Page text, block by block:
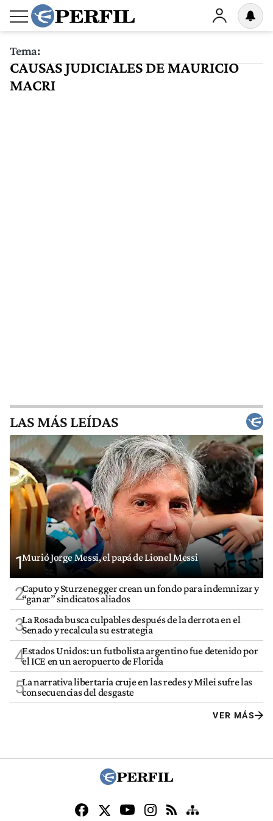
Tema:
CAUSAS JUDICIALES DE MAURICIO
MACRI
LAS MÁS LEÍDAS
1Murió Jorge Messi, el papá de Lionel Messi
2Caputo y Sturzenegger crean un fondo para indemnizar y
“ganar” sindicatos aliados
3La Rosada busca culpables después de la derrota en el
Senado y recalcula su estrategia
4Estados Unidos: un futbolista argentino fue detenido por
el ICE en un aeropuerto de Florida
5La narrativa libertaria cruje en las redes y Milei sufre las
consecuencias del desgaste
VER MÁS